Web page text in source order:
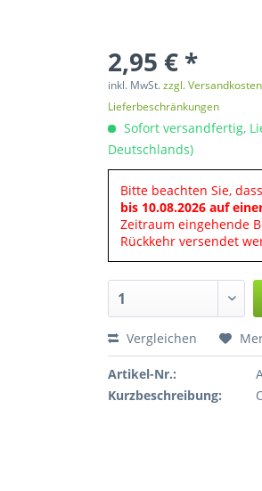
2,95 € *
inkl. MwSt.zzgl. Versandkosten
Lieferbeschränkungen
Sofort versandfertig,
Deutschlands)
Bitte beachten Sie,
bis 10.08.2026 auf
Zeitraum eingehende
Rückkehr versendet
Vergleichen
Artikel-Nr.:
Kurzbeschreibung: